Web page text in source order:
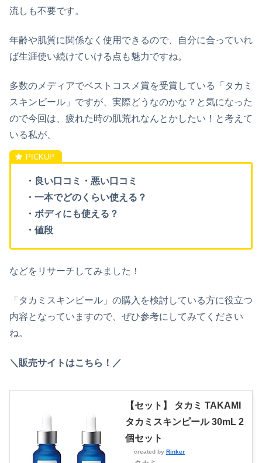
流しも不要です。
年齢や肌質に関係なく使用できるので、自分に合っていれ
ば生涯使い続けていける点も魅力ですね。
多数のメディアでベストコスメ賞を受賞している「タカミ
スキンピール」ですが、実際どうなのかな？と気になった
ので今回は、疲れた時の肌荒れなんとかしたい！と考えて
いる私が、
・良い口コミ・悪い口コミ
・一本でどのくらい使える？
・ボディにも使える？
・値段
などをリサーチしてみました！
「タカミスキンピール」の購入を検討している方に役立つ
内容となっていますので、ぜひ参考にしてみてください
ね。
＼販売サイトはこちら！／
【セット】 タカミ TAKAMI
タカミスキンピール 30mL 2
個セット
created by Rinker